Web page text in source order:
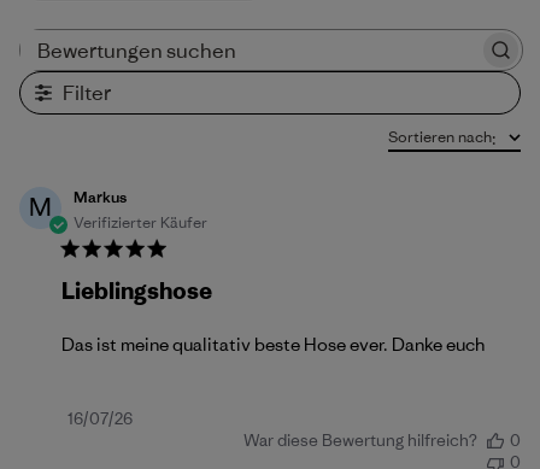
Filter
Sortieren nach:
M
Markus
Verifizierter Käufer
Lieblingshose
Das ist meine qualitativ beste Hose ever. Danke euch
Veröffentlichungsdatum
16/07/26
War diese Bewertung hilfreich?
0
0